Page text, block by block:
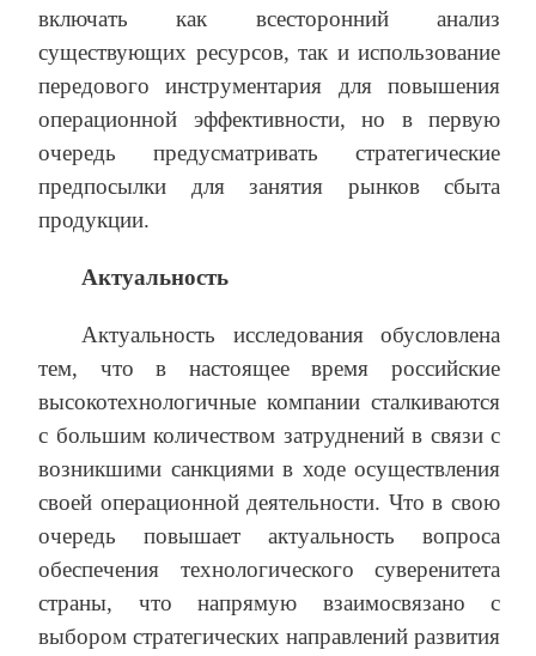
включать как всесторонний анализ
существующих ресурсов, так и использование
передового инструментария для повышения
операционной эффективности, но в первую
очередь предусматривать стратегические
предпосылки для занятия рынков сбыта
продукции.
Актуальность
Актуальность исследования обусловлена
тем, что в настоящее время российские
высокотехнологичные компании сталкиваются
с большим количеством затруднений в связи с
возникшими санкциями в ходе осуществления
своей операционной деятельности. Что в свою
очередь повышает актуальность вопроса
обеспечения технологического суверенитета
страны, что напрямую взаимосвязано с
выбором стратегических направлений развития